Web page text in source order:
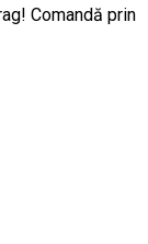
Comandă prin